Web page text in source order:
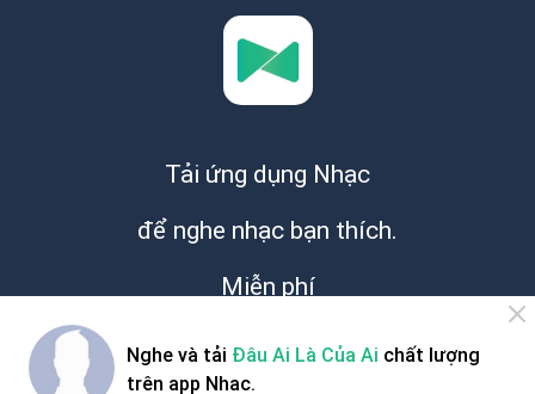
Tải ứng dụng Nhạc
để nghe nhạc bạn thích.
Miễn phí
Nghe và tải Đâu Ai Là Của Ai chất lượng
trên app Nhac.